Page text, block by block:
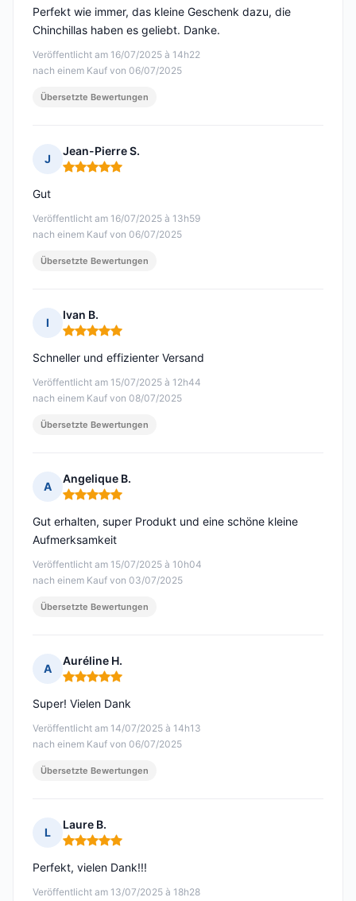
Veröffentlicht am 16/07/2025 à 14h22
nach einem Kauf von 06/07/2025
Perfekt wie immer, das kleine Geschenk dazu, die
Chinchillas haben es geliebt. Danke.
Übersetzte Bewertungen
J
Jean-Pierre S.
Hinweis: 5 von 5
Veröffentlicht am 16/07/2025 à 13h59
nach einem Kauf von 06/07/2025
Gut
Übersetzte Bewertungen
I
Ivan B.
Hinweis: 5 von 5
Veröffentlicht am 15/07/2025 à 12h44
nach einem Kauf von 08/07/2025
Schneller und effizienter Versand
Übersetzte Bewertungen
A
Angelique B.
Hinweis: 5 von 5
Veröffentlicht am 15/07/2025 à 10h04
nach einem Kauf von 03/07/2025
Gut erhalten, super Produkt und eine schöne kleine
Aufmerksamkeit
Übersetzte Bewertungen
A
Auréline H.
Hinweis: 5 von 5
Veröffentlicht am 14/07/2025 à 14h13
nach einem Kauf von 06/07/2025
Super! Vielen Dank
Übersetzte Bewertungen
L
Laure B.
Hinweis: 5 von 5
Veröffentlicht am 13/07/2025 à 18h28
Perfekt, vielen Dank!!!